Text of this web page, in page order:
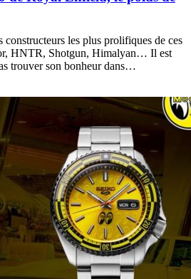
les plus prolifiques de ces
HNTR, Shotgun, Himalyan… Il est
trouver son bonheur dans…